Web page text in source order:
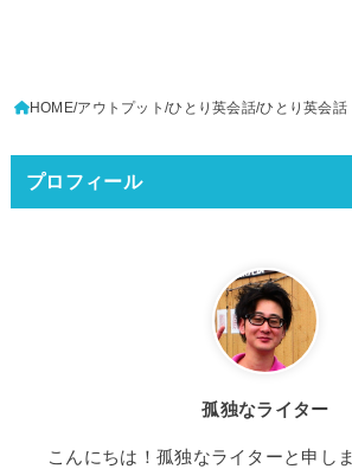
HOME アウトプット ひとり英会話 ひとり英会
プロフィール
孤独なライター
こんにちは！孤独なライターと申し